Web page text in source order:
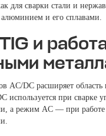
для сварки стали и
и его сплавами.
и
AC/DC расширяет область
используется при сварке
а режим AC — при